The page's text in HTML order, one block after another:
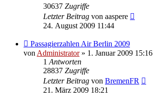
30637 Zugriffe
Letzter Beitrag von aaspere
24. August 2009 11:44
Passagierzahlen Air Berlin 2009
von Administrator» 1. Januar 2009 15:16
1 Antworten
28837 Zugriffe
Letzter Beitrag von BremenFR
21. März 2009 18:21